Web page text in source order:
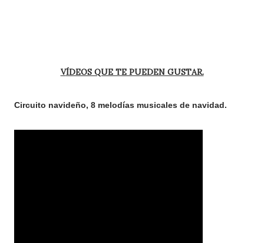
VÍDEOS QUE TE PUEDEN GUSTAR.
Circuito navideño, 8 melodías musicales de navidad.